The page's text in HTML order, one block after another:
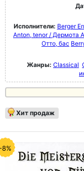
Исполнители: Berger
Anton, tenor / Дермота
Отто, бас
Жанры: Classical
Хит продаж
8%